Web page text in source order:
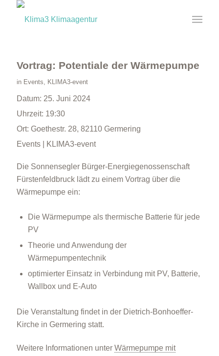
Vortrag: Potentiale der Wärmepumpe
in Events, KLIMA3-event
Datum: 25. Juni 2024
Uhrzeit: 19:30
Ort: Goethestr. 28, 82110 Germering
Events | KLIMA3-event
Die Sonnensegler Bürger-Energiegenossenschaft
Fürstenfeldbruck lädt zu einem Vortrag über die
Wärmepumpe ein:
Die Wärmepumpe als thermische Batterie für jede
PV
Theorie und Anwendung der
Wärmepumpentechnik
optimierter Einsatz in Verbindung mit PV, Batterie,
Wallbox und E-Auto
Die Veranstaltung findet in der Dietrich-Bonhoeffer-
Kirche in Germering statt.
Weitere Informationen unter Wärmepumpe mit